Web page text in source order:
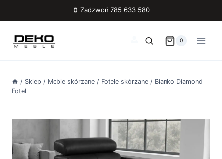
Zadzwoń 785 633 580
0
/ Sklep / Meble skórzane / Fotele skórzane / Bianko Diamond
Fotel